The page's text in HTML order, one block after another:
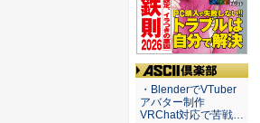
ASCII倶楽部
・BlenderでVTuber
アバター制作
VRChat対応で苦戦…